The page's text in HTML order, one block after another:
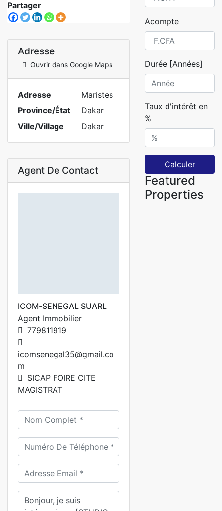
Partager
Adresse
Ouvrir dans Google Maps
Adresse
Maristes
Province/État
Dakar
Ville/Village
Dakar
Agent De Contact
ICOM-SENEGAL SUARL
Agent Immobilier
779811919
icomsenegal35@gmail.co
m
SICAP FOIRE CITE
MAGISTRAT
Acompte
Durée [Années]
Taux d'intérêt en
%
Calculer
Featured
Properties